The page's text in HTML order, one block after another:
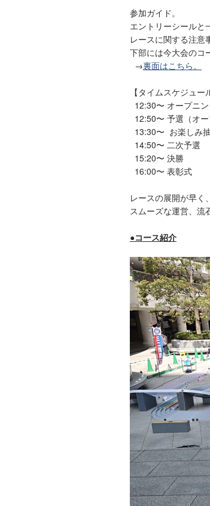
参加ガイド。
エントリーシールと
レースに関する注意
下部には今大会のコ
→裏面はこちら。
【タイムスケジュー
12:30〜 オープニ
12:50〜 予選（オー
13:30〜 お楽しみ
14:50〜 二次予選
15:20〜 決勝
16:00〜 表彰式
レースの展開が早く
スムーズな運営、流
●コース紹介